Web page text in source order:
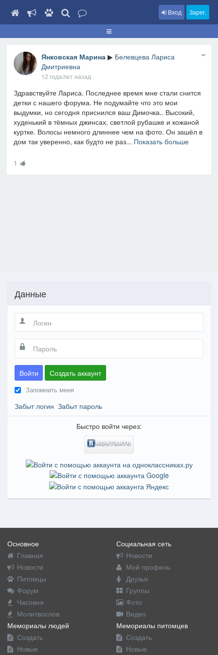
Вход Зарег.
Янковская Марина ▶ Белевцева Лариса
Дмитриевна
12 года/лет назад
Здравствуйте Лариса. Последнее время мне стали снится
детки с нашего форума. Не подумайте что это мои
выдумки, но сегодня приснился ваш Димочка.. Высокий,
худенький в тёмных джинсах, светлой рубашке и кожаной
куртке. Волосы немного длиннее чем на фото. Он зашёл в
дом так уверенно, как будто не раз... Показать больше
1
Данные
Войти Создать аккаунт
Запомнить меня
Забыт логин Забыт пароль
Быстро войти через:
Основное
Главная
Новости
Питомцы
Форум
Часовня
Молитвослов
Социальная сеть
Новости
Мой профиль
Друзья
Группы
Фото
Видео
Мемориалы людей
Создать
Новые
Мемориалы питомцев
Создать
Новые